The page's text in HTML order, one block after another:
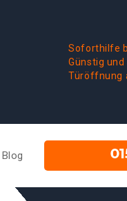
Soforthilfe
Günstig
Türöffnung
Blog